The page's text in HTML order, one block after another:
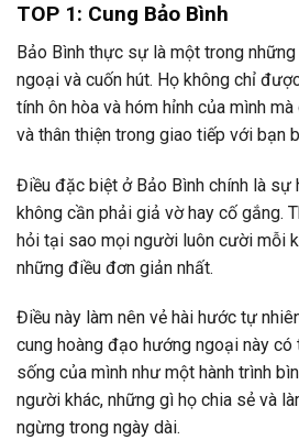
TOP 1: Cung Bảo Bình
Bảo Bình thực sự là một trong
ngoại và cuốn hút. Họ không chỉ
tính ôn hòa và hóm hỉnh của mình
và thân thiện trong giao tiếp với bạn
Điều đặc biệt ở Bảo Bình chính là sự
không cần phải giả vờ hay cố gắng.
hỏi tại sao mọi người luôn cười mỗi
những điều đơn giản nhất.
Điều này làm nên vẻ hài hước tự
cung hoàng đạo hướng ngoại này có
sống của mình như một hành trình
người khác, những gì họ chia sẻ và
ngừng trong ngày dài.